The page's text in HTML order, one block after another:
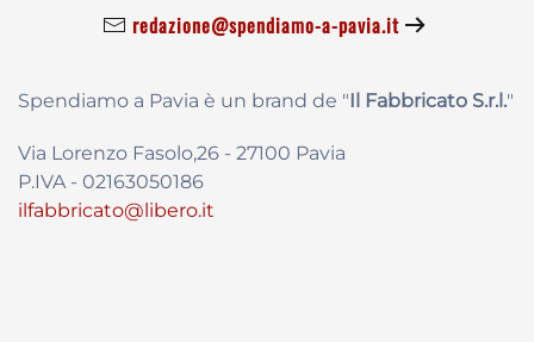
redazione@spendiamo-a-pavia.it
Spendiamo a Pavia è un brand de " Il Fabbricato S.r.l."
Via Lorenzo Fasolo,26 - 27100 Pavia
P.IVA - 02163050186
ilfabbricato@libero.it